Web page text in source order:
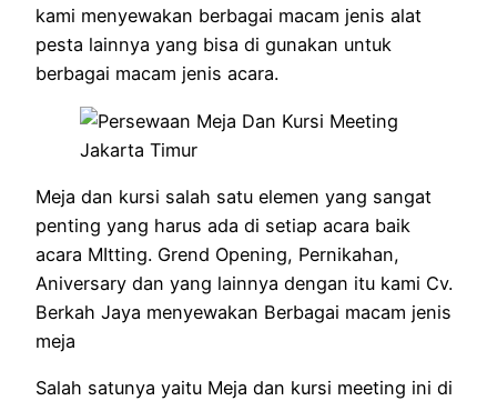
kami menyewakan berbagai macam jenis alat
pesta lainnya yang bisa di gunakan untuk
berbagai macam jenis acara.
Meja dan kursi salah satu elemen yang sangat
penting yang harus ada di setiap acara baik
acara MItting. Grend Opening, Pernikahan,
Aniversary dan yang lainnya dengan itu kami Cv.
Berkah Jaya menyewakan Berbagai macam jenis
meja
Salah satunya yaitu Meja dan kursi meeting ini di